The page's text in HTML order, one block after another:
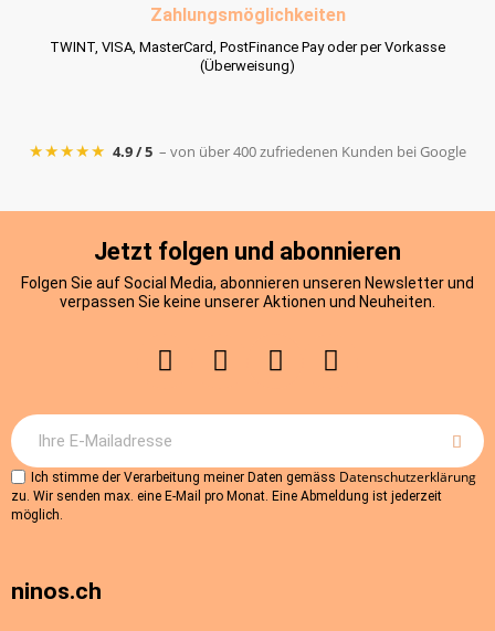
Zahlungsmöglichkeiten
TWINT, VISA, MasterCard, PostFinance Pay oder per Vorkasse
(Überweisung)
★★★★★ 4.9 / 5 – von über 400 zufriedenen Kunden bei Google
Jetzt folgen und abonnieren
Folgen Sie auf Social Media, abonnieren unseren Newsletter und
verpassen Sie keine unserer Aktionen und Neuheiten.
Ich stimme der Verarbeitung meiner Daten gemäss Datenschutzerklärung
zu. Wir senden max. eine E-Mail pro Monat. Eine Abmeldung ist jederzeit
möglich.
ninos.ch